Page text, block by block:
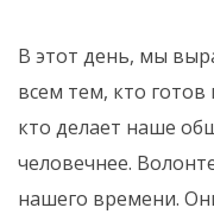
В этот день, мы
всем тем, кто
кто делает наше
человечнее.
нашего времени.